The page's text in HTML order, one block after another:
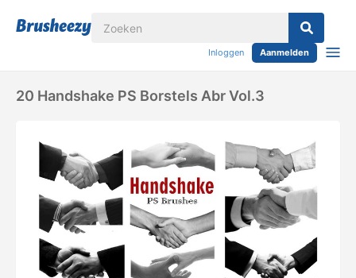
Inloggen Aanmelden
20 Handshake PS Borstels Abr Vol.3